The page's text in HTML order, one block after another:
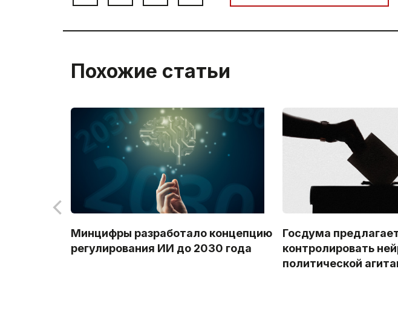
Похожие статьи
Минцифры разработало концепцию
регулирования ИИ до 2030 года
Госдума
контролировать
политической